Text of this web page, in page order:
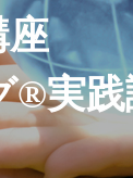
座
®実践